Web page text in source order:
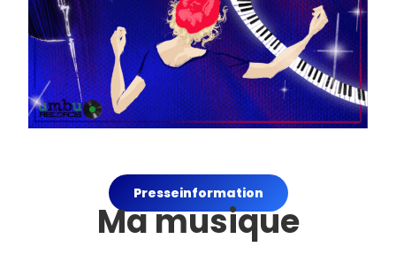
Presseinformation
Ma musique